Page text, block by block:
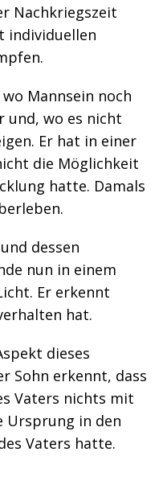
Nachkriegszeit
individuellen
Mannsein noch
und, wo es nicht
Er hat in einer
die Möglichkeit
hatte. Damals
dessen
nun in einem
Er erkennt
hat.
dieses
Sohn erkennt, dass
Vaters nichts mit
Ursprung in den
Vaters hatte.